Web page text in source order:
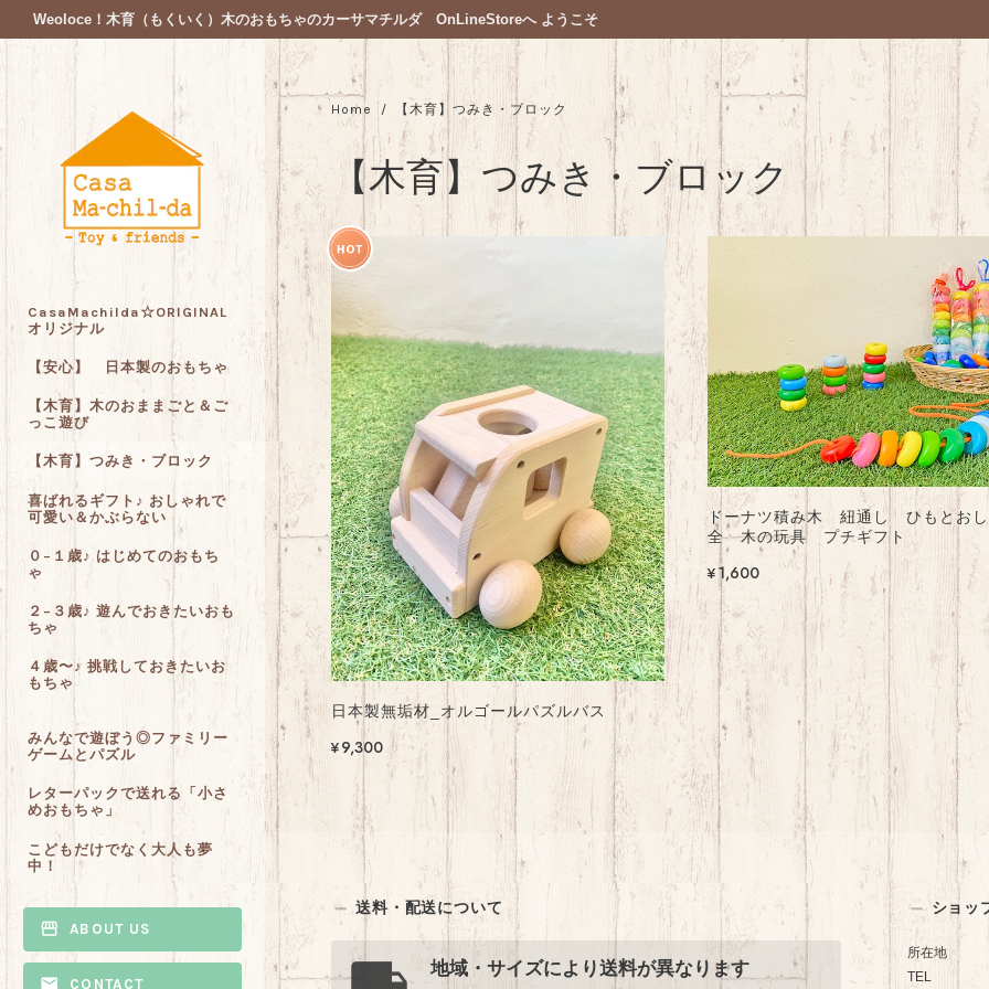
Weoloce！木育（もくいく）木のおもちゃのカーサマチルダ OnLineStoreへ ようこそ
CasaMachilda☆ORIGINAL
オリジナル
【安心】 日本製のおもちゃ
【木育】木のおままごと＆ご
っこ遊び
【木育】つみき・ブロック
喜ばれるギフト♪ おしゃれで
可愛い＆かぶらない
０−１歳♪ はじめてのおもち
ゃ
２−３歳♪ 遊んでおきたいおも
ちゃ
４歳〜♪ 挑戦しておきたいお
もちゃ
みんなで遊ぼう◎ファミリー
ゲームとパズル
レターパックで送れる「小さ
めおもちゃ」
こどもだけでなく大人も夢
中！
ABOUT US
CONTACT
Home 【木育】つみき・ブロック
【木育】つみき・ブロック
日本製無垢材_オルゴールパズルバス
¥9,300
ドーナツ積み木 紐通し ひもとお
全 木の玩具 プチギフト
¥1,600
送料・配送について
地域・サイズにより送料が異なります
ショッ
所在地
TEL